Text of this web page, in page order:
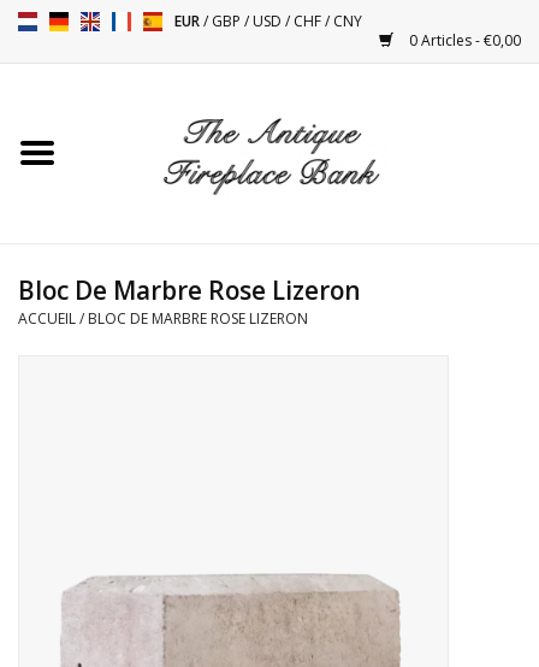
EUR/GBP /USD /CHF/CNY
0 Articles - €0,00
Cheminées Antiques
Poêles
Sols En Pierre, Terre Cuite &
Marbre
Bloc De Marbre Rose Lizeron
ACCUEIL/ BLOC DE MARBRE ROSE LIZERON